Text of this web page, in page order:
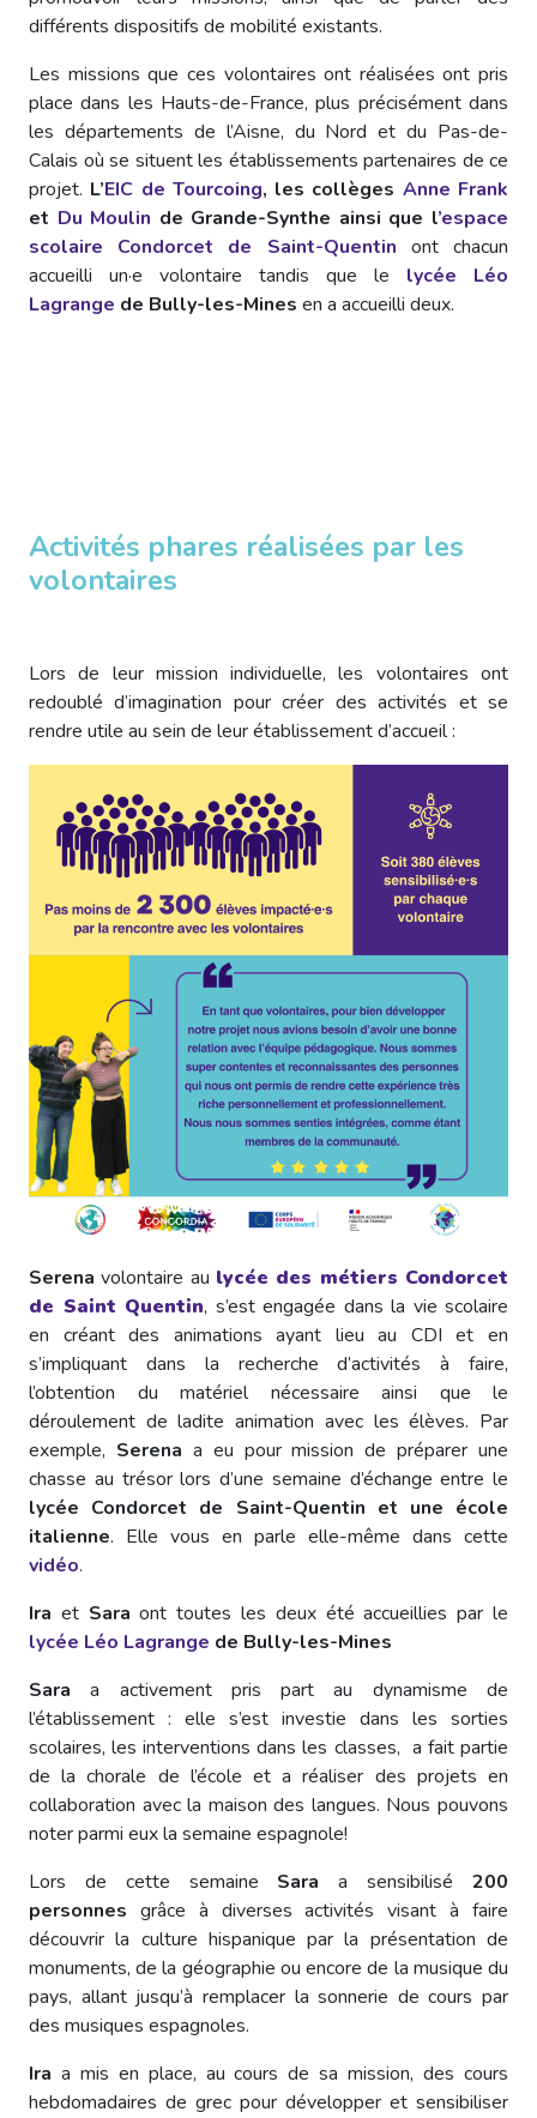
différents dispositifs de mobilité existants.
Les missions que ces volontaires ont réalisées ont pris
place dans les Hauts-de-France, plus précisément dans
les départements de l’Aisne, du Nord et du Pas-de-
Calais où se situent les établissements partenaires de ce
projet. L’EIC de Tourcoing, les collèges Anne Frank
et Du Moulin de Grande-Synthe ainsi que l’espace
scolaire Condorcet de Saint-Quentin ont chacun
accueilli un·e volontaire tandis que le lycée Léo
Lagrange de Bully-les-Mines en a accueilli deux.
Activités phares réalisées par les
volontaires
Lors de leur mission individuelle, les volontaires ont
redoublé d’imagination pour créer des activités et se
rendre utile au sein de leur établissement d’accueil :
Serena volontaire au lycée des métiers Condorcet
de Saint Quentin, s’est engagée dans la vie scolaire
en créant des animations ayant lieu au CDI et en
s’impliquant dans la recherche d’activités à faire,
l’obtention du matériel nécessaire ainsi que le
déroulement de ladite animation avec les élèves. Par
exemple, Serena a eu pour mission de préparer une
chasse au trésor lors d’une semaine d’échange entre le
lycée Condorcet de Saint-Quentin et une école
italienne. Elle vous en parle elle-même dans cette
vidéo.
Ira et Sara ont toutes les deux été accueillies par le
lycée Léo Lagrange de Bully-les-Mines
Sara a activement pris part au dynamisme de
l’établissement : elle s’est investie dans les sorties
scolaires, les interventions dans les classes, a fait partie
de la chorale de l’école et a réaliser des projets en
collaboration avec la maison des langues. Nous pouvons
noter parmi eux la semaine espagnole!
Lors de cette semaine Sara a sensibilisé200
personnes grâce à diverses activités visant à faire
découvrir la culture hispanique par la présentation de
monuments, de la géographie ou encore de la musique du
pays, allant jusqu’à remplacer la sonnerie de cours par
des musiques espagnoles.
Ira a mis en place, au cours de sa mission, des cours
hebdomadaires de grec pour développer et sensibiliser